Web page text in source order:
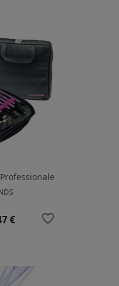
€ favorite_border